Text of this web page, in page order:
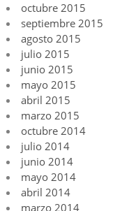
octubre 2015
septiembre 2015
agosto 2015
julio 2015
junio 2015
mayo 2015
abril 2015
marzo 2015
octubre 2014
julio 2014
junio 2014
mayo 2014
abril 2014
marzo 2014